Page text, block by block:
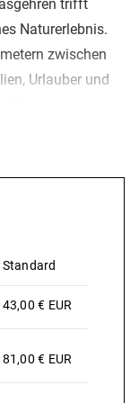
trifft
Naturerlebnis.
zwischen
Urlauber und
Standard
43,00 € EUR
81,00 € EUR